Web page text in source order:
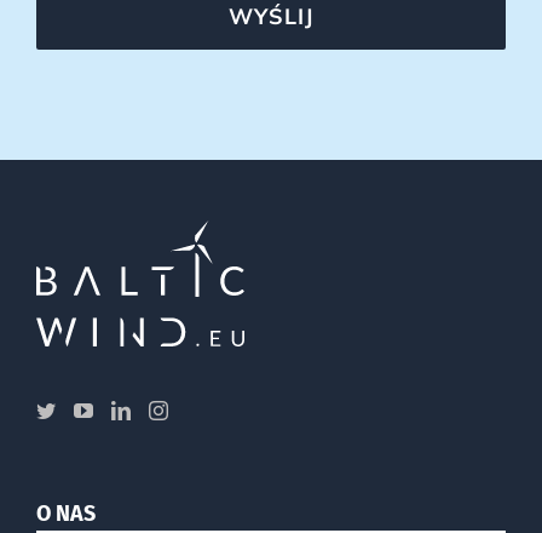
WYŚLIJ
O NAS